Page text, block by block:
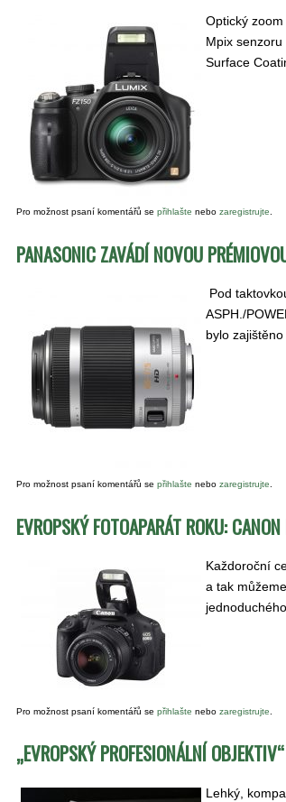
Optický
Mpix
Surface
Pro možnost psaní komentářů se přihlašte nebo zaregistrujte.
PANASONIC ZAVÁDÍ NOVOU
Pod
ASPH./
bylo
Pro možnost psaní komentářů se přihlašte nebo zaregistrujte
EVROPSKÝ FOTOAPARÁT ROKU:
Každoroční
a tak
Pro možnost psaní komentářů se přihlašte nebo zaregistrujte
„EVROPSKÝ PROFESIONÁLNÍ
Lehký,